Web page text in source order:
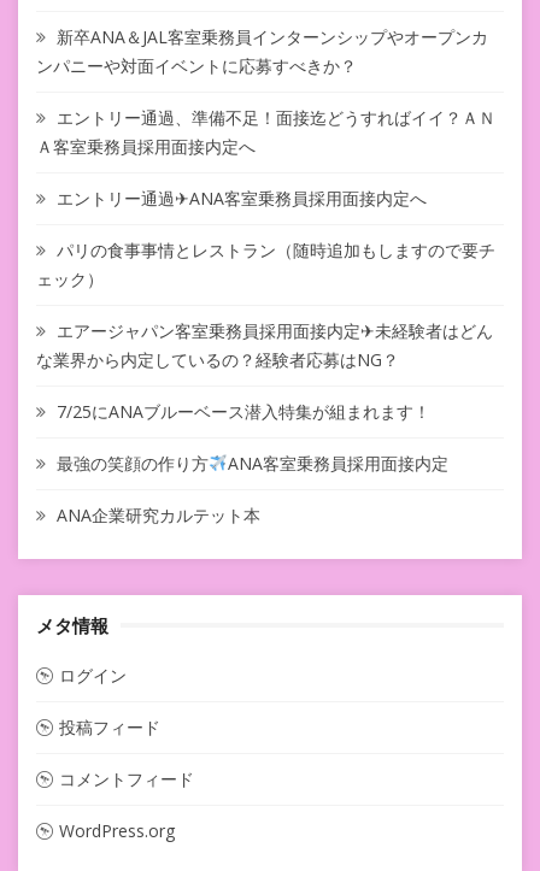
新卒ANA＆JAL客室乗務員インターンシップやオープンカ
ンパニーや対面イベントに応募すべきか？
エントリー通過、準備不足！面接迄どうすればイイ？ＡＮ
Ａ客室乗務員採用面接内定へ
エントリー通過✈ANA客室乗務員採用面接内定へ
パリの食事事情とレストラン（随時追加もしますので要チ
ェック）
エアージャパン客室乗務員採用面接内定✈未経験者はどん
な業界から内定しているの？経験者応募はNG？
7/25にANAブルーベース潜入特集が組まれます！
最強の笑顔の作り方 ANA客室乗務員採用面接内定
ANA企業研究カルテット本
メタ情報
ログイン
投稿フィード
コメントフィード
WordPress.org